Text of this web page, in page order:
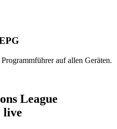
auf allen Geräten.
League
live